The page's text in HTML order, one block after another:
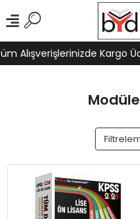
Alışverişlerinizde Kargo